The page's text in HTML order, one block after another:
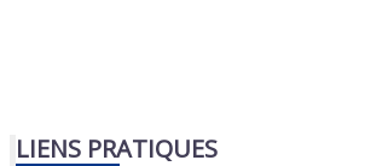
LIENS PRATIQUES